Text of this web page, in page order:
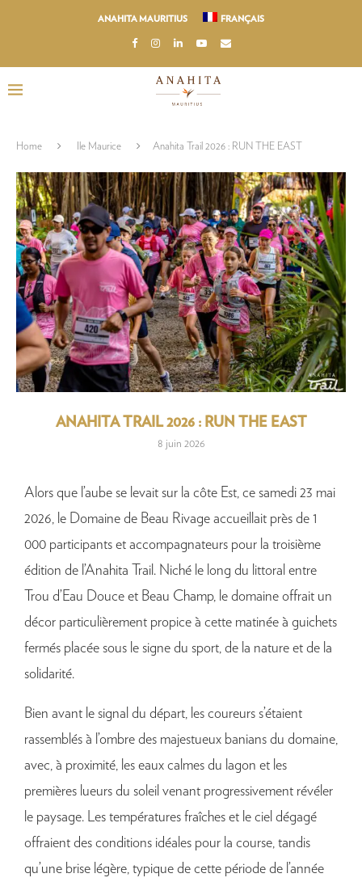
ANAHITA MAURITIUS FRANÇAIS
Home Ile Maurice Anahita Trail 2026 : RUN THE EAST
ANAHITA TRAIL 2026 : RUN THE EAST
8 juin 2026
Alors que l’aube se levait sur la côte Est, ce samedi 23 mai
2026, le Domaine de Beau Rivage accueillait près de 1
000 participants et accompagnateurs pour la troisième
édition de l’Anahita Trail. Niché le long du littoral entre
Trou d’Eau Douce et Beau Champ, le domaine offrait un
décor particulièrement propice à cette matinée à guichets
fermés placée sous le signe du sport, de la nature et de la
solidarité.
Bien avant le signal du départ, les coureurs s’étaient
rassemblés à l’ombre des majestueux banians du domaine,
avec, à proximité, les eaux calmes du lagon et les
premières lueurs du soleil venant progressivement révéler
le paysage. Les températures fraîches et le ciel dégagé
offraient des conditions idéales pour la course, tandis
qu’une brise légère, typique de cette période de l’année